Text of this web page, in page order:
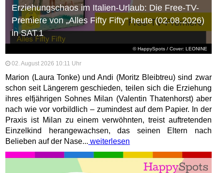
© HappySpots / Cover: LEONINE
Erziehungschaos im Italien-Urlaub: Die Free-TV-
Premiere von „Alles Fifty Fifty“ heute (02.08.2026)
in SAT.1
02. August 2026 10:11 Uhr
Marion (Laura Tonke) und Andi (Moritz Bleibtreu) sind zwar
schon seit Längerem geschieden, teilen sich die Erziehung
ihres elfjährigen Sohnes Milan (Valentin Thatenhorst) aber
nach wie vor vorbildlich – zumindest auf dem Papier. In der
Praxis ist Milan zu einem verwöhnten, treist auftretenden
Einzelkind herangewachsen, das seinen Eltern nach
Belieben auf der Nase... weiterlesen